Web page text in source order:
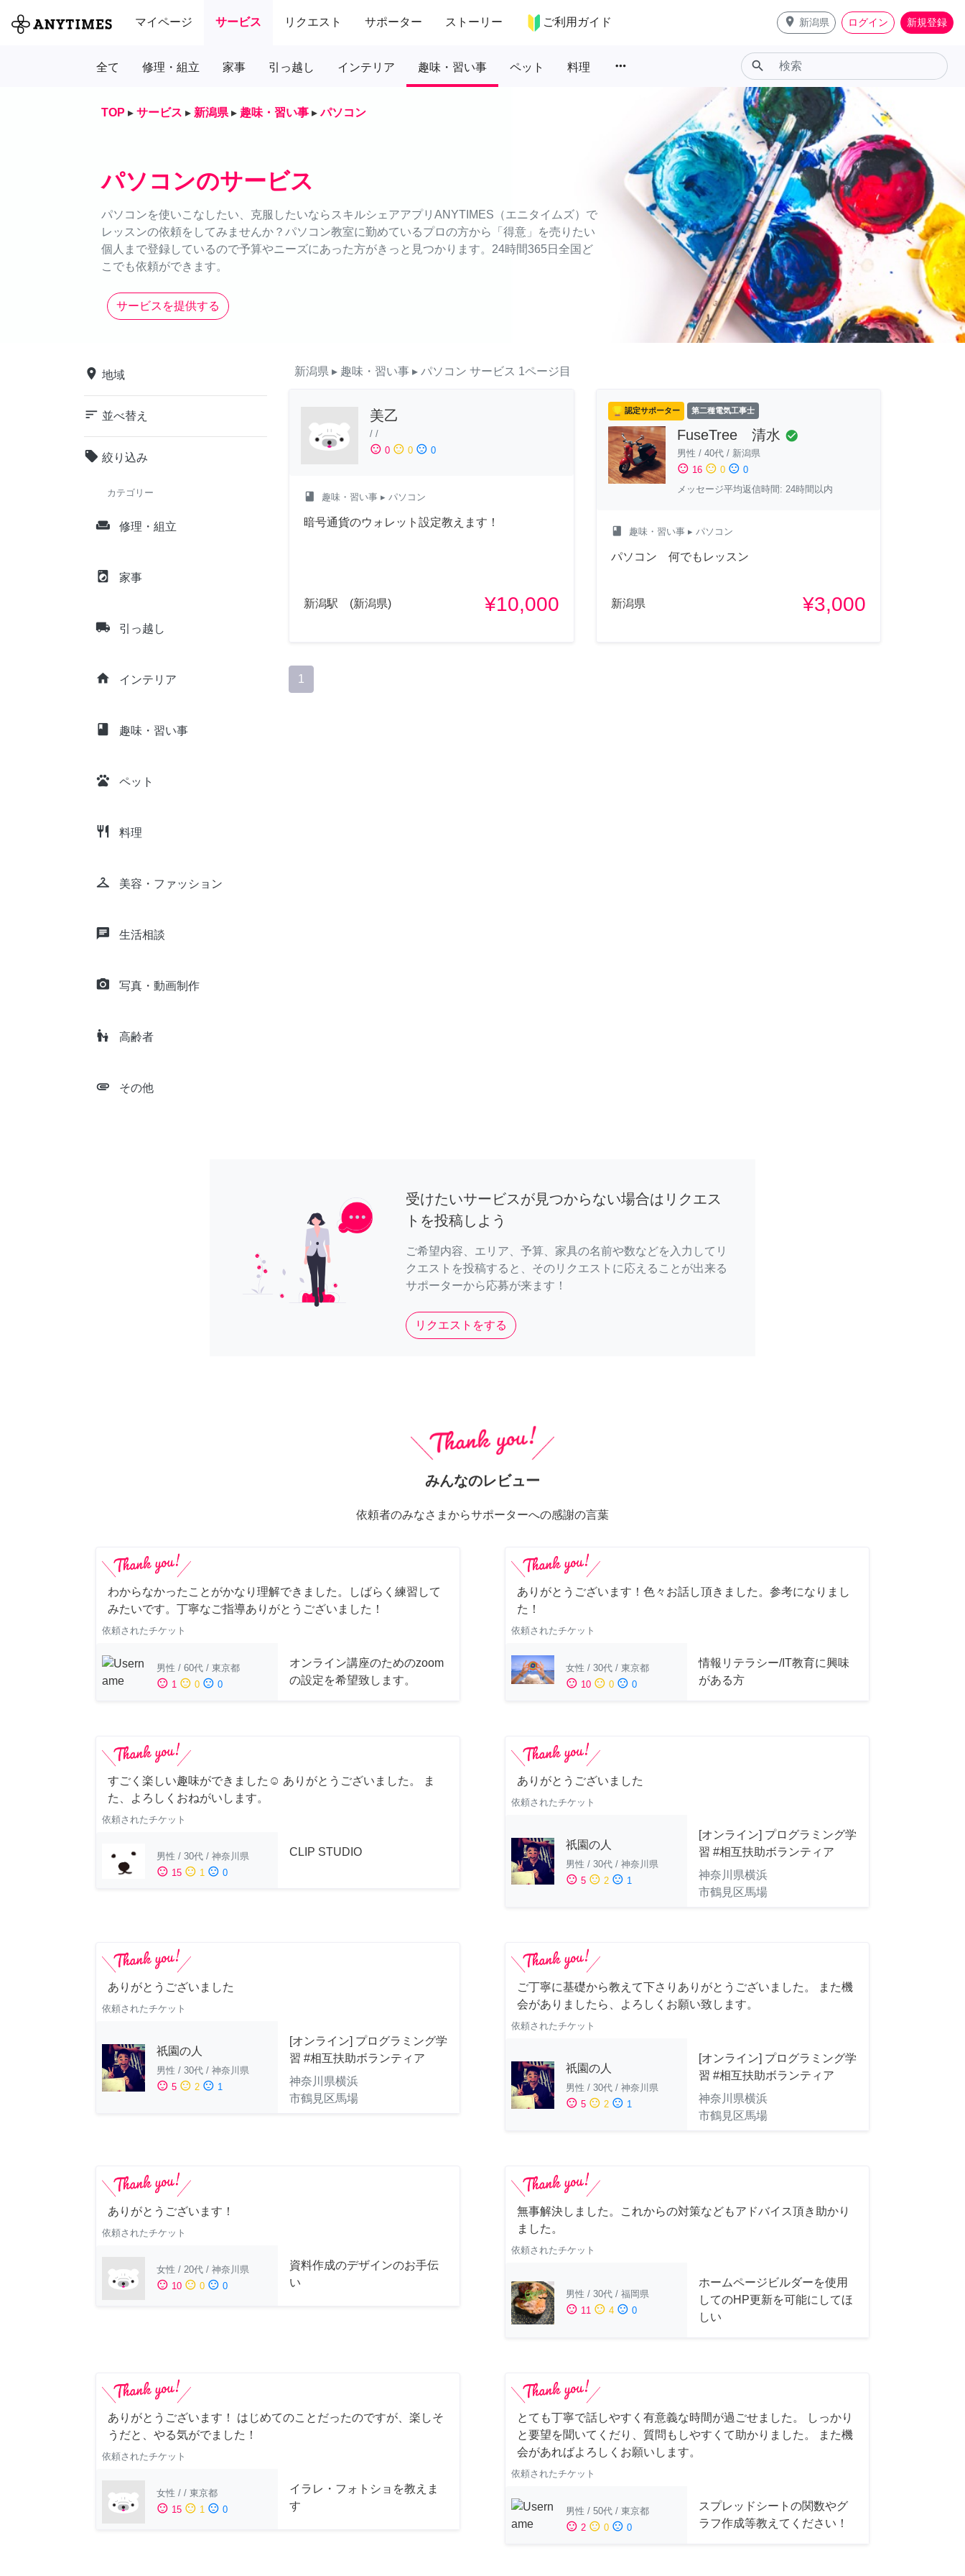
マイページ サービス リクエスト サポーター ストーリー ご利用ガイド place 新潟県 ログイン 新規登録
全て 修理・組立 家事 引っ越し インテリア 趣味・習い事 ペット 料理 more_horiz search
TOP ▸ サービス ▸ 新潟県 ▸ 趣味・習い事 ▸ パソコン
パソコンのサービス
パソコンを使いこなしたい、克服したいならスキルシェアアプリANYTIMES（エニタイムズ）で
レッスンの依頼をしてみませんか？パソコン教室に勤めているプロの方から「得意」を売りたい
個人まで登録しているので予算やニーズにあった方がきっと見つかります。24時間365日全国ど
こでも依頼ができます。
サービスを提供する
place 地域
sort 並べ替え
local_offer 絞り込み
カテゴリー
weekend 修理・組立
local_laundry_service 家事
local_shipping 引っ越し
home インテリア
class 趣味・習い事
pets ペット
restaurant 料理
checkroom 美容・ファッション
chat 生活相談
camera_alt 写真・動画制作
escalator_warning 高齢者
attachment その他
新潟県 ▸ 趣味・習い事 ▸ パソコン サービス 1ページ目
美乙
/ /
sentiment_satisfied 0 sentiment_neutral 0 sentiment_dissatisfied 0
class 趣味・習い事 ▸ パソコン
暗号通貨のウォレット設定教えます！
新潟駅 (新潟県) ¥10,000
認定サポーター 第二種電気工事士
FuseTree 清水 check_circle
男性 / 40代/ 新潟県
sentiment_satisfied 16 sentiment_neutral 0 sentiment_dissatisfied 0
メッセージ平均返信時間: 24時間以内
class 趣味・習い事▸ パソコン
パソコン 何でもレッスン
新潟県 ¥3,000
1
受けたいサービスが見つからない場合はリクエス
トを投稿しよう
ご希望内容、エリア、予算、家具の名前や数などを入力してリ
クエストを投稿すると、そのリクエストに応えることが出来る
サポーターから応募が来ます！
リクエストをする
みんなのレビュー
依頼者のみなさまからサポーターへの感謝の言葉
わからなかったことがかなり理解できました。しばらく練習して
みたいです。丁寧なご指導ありがとうございました！
依頼されたチケット
男性 / 60代 / 東京都
sentiment_satisfied 1 sentiment_neutral 0 sentiment_dissatisfied 0
オンライン講座のためのzoom
の設定を希望致します。
ありがとうございます！色々お話し頂きました。参考になりまし
た！
依頼されたチケット
女性 / 30代 / 東京都
sentiment_satisfied 10 sentiment_neutral 0 sentiment_dissatisfied 0
情報リテラシー/IT教育に興味
がある方
すごく楽しい趣味ができました☺︎ ありがとうございました。 ま
た、よろしくおねがいします。
依頼されたチケット
男性 / 30代 / 神奈川県
sentiment_satisfied 15 sentiment_neutral 1 sentiment_dissatisfied 0
CLIP STUDIO
ありがとうございました
依頼されたチケット
祇園の人
男性 / 30代 / 神奈川県
sentiment_satisfied 5 sentiment_neutral 2 sentiment_dissatisfied 1
[オンライン] プログラミング学
習 #相互扶助ボランティア
神奈川県横浜
市鶴見区馬場
ありがとうございました
依頼されたチケット
祇園の人
男性 / 30代 / 神奈川県
sentiment_satisfied 5 sentiment_neutral 2 sentiment_dissatisfied 1
[オンライン] プログラミング学
習 #相互扶助ボランティア
神奈川県横浜
市鶴見区馬場
ご丁寧に基礎から教えて下さりありがとうございました。 また機
会がありましたら、よろしくお願い致します。
依頼されたチケット
祇園の人
男性 / 30代 / 神奈川県
sentiment_satisfied 5 sentiment_neutral 2 sentiment_dissatisfied 1
[オンライン] プログラミング学
習 #相互扶助ボランティア
神奈川県横浜
市鶴見区馬場
ありがとうございます！
依頼されたチケット
女性 / 20代 / 神奈川県
sentiment_satisfied 10 sentiment_neutral 0 sentiment_dissatisfied 0
資料作成のデザインのお手伝
い
無事解決しました。これからの対策などもアドバイス頂き助かり
ました。
依頼されたチケット
男性 / 30代 / 福岡県
sentiment_satisfied 11 sentiment_neutral 4 sentiment_dissatisfied 0
ホームページビルダーを使用
してのHP更新を可能にしてほ
しい
ありがとうございます！ はじめてのことだったのですが、楽しそ
うだと、やる気がでました！
依頼されたチケット
女性 / / 東京都
sentiment_satisfied 15 sentiment_neutral 1 sentiment_dissatisfied 0
イラレ・フォトショを教えま
す
とても丁寧で話しやすく有意義な時間が過ごせました。 しっかり
と要望を聞いてくだり、質問もしやすくて助かりました。 また機
会があればよろしくお願いします。
依頼されたチケット
男性 / 50代 / 東京都
sentiment_satisfied 2 sentiment_neutral 0 sentiment_dissatisfied 0
スプレッドシートの関数やグ
ラフ作成等教えてください！